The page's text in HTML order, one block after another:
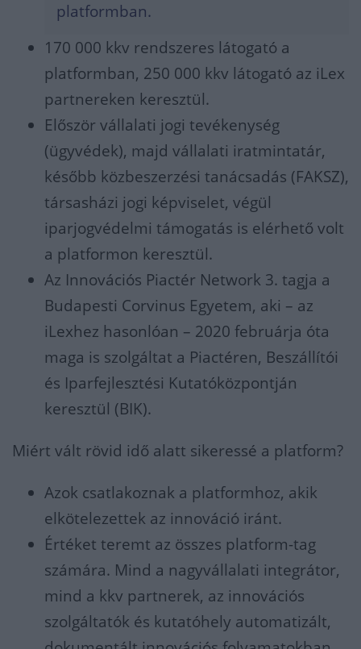
platformban.
170 000 kkv rendszeres látogató a
platformban, 250 000 kkv látogató az iLex
partnereken keresztül.
Először vállalati jogi tevékenység
(ügyvédek), majd vállalati iratmintatár,
később közbeszerzési tanácsadás (FAKSZ),
társasházi jogi képviselet, végül
iparjogvédelmi támogatás is elérhető volt
a platformon keresztül.
Az Innovációs Piactér Network 3. tagja a
Budapesti Corvinus Egyetem, aki – az
iLexhez hasonlóan – 2020 februárja óta
maga is szolgáltat a Piactéren, Beszállítói
és Iparfejlesztési Kutatóközpontján
keresztül (BIK).
Miért vált rövid idő alatt sikeressé a platform?
Azok csatlakoznak a platformhoz, akik
elkötelezettek az innováció iránt.
Értéket teremt az összes platform-tag
számára. Mind a nagyvállalati integrátor,
mind a kkv partnerek, az innovációs
szolgáltatók és kutatóhely automatizált,